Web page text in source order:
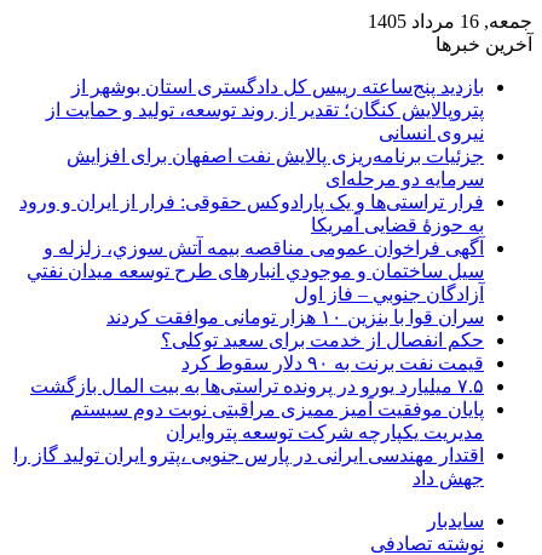
جمعه, 16 مرداد 1405
آخرین خبرها
بازدید پنج‌ساعته رییس کل دادگستری استان بوشهر از
پتروپالایش کنگان؛ تقدیر از روند توسعه، تولید و حمایت از
نیروی انسانی
جزئیات برنامه‌ریزی پالایش نفت اصفهان برای افزایش
سرمایه دو مرحله‌ای
فرار تراستی‌ها و یک پارادوکس حقوقی: فرار از ایران و ورود
به حوزۀ قضایی آمریکا
آگهی فراخوان عمومی مناقصه بيمه آتش سوزي، زلزله و
سیل ساختمان و موجودي انبارهای طرح توسعه ميدان نفتي
آزادگان جنوبي – فاز اول
سران قوا با بنزین ۱۰ هزار تومانی موافقت کردند
حکم انفصال از خدمت برای سعید توکلی؟
قیمت نفت برنت به ۹۰ دلار سقوط کرد
۷.۵ میلیارد یورو در پرونده تراستی‌ها به بیت المال بازگشت
پایان موفقیت آمیز ممیزی مراقبتی نوبت دوم سیستم
مدیریت یکپارچه شرکت توسعه پتروایران
اقتدار مهندسی ایرانی در پارس جنوبی ،پترو ایران تولید گاز را
جهش داد
سایدبار
نوشته تصادفی